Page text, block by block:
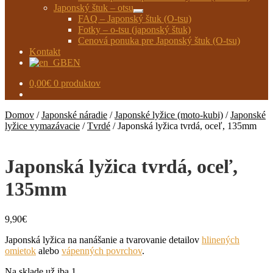
Japonský štuk – otsu
Rozbaliť
podradené
menu
FAQ – Japonský štuk (O-tsu)
Fotky – o-tsu (japonský štuk)
Cenová ponuka pre Japonský štuk (O-tsu)
Kontakt
EN
0,00€ 0 produktov
Domov /Japonské náradie /Japonské lyžice (moto-kubi) /Japonské
lyžice vymazávacie /Tvrdé /Japonská lyžica tvrdá, oceľ, 135mm
Japonská lyžica tvrdá, oceľ,
135mm
9,90€
Japonská lyžica na nanášanie a tvarovanie detailov hlinených
omietok alebo vápenných povrchov.